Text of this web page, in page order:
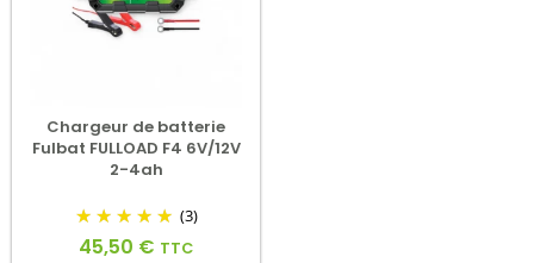
Chargeur de batterie
Fulbat FULLOAD F4 6V/12V
2-4ah
(3)
45,50 € TTC